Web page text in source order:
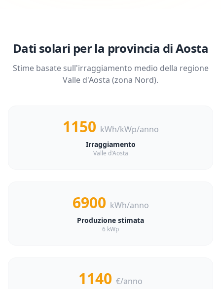
Dati solari per la provincia diAosta
Stime basate sull'irraggiamento medio della regione
Valle d'Aosta (zona Nord).
1150 kWh/kWp/anno
Irraggiamento
Valle d'Aosta
6900 kWh/anno
Produzione stimata
6 kWp
1140 €/anno